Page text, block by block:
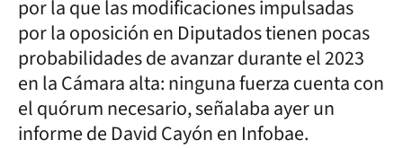
por la que las modificaciones impulsadas
por la oposición en Diputados tienen pocas
probabilidades de avanzar durante el 2023
en la Cámara alta: ninguna fuerza cuenta con
el quórum necesario, señalaba ayer un
informe de David Cayón en Infobae.